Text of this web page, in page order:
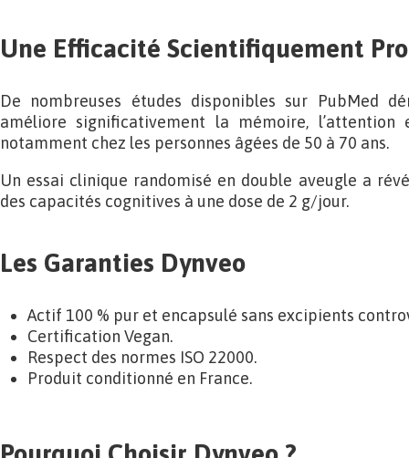
Une Efficacité Scientifiquement
De nombreuses études disponibles sur PubMed
améliore significativement la mémoire, l’attention
notamment chez les personnes âgées de 50 à 70 ans.
Un essai clinique randomisé en double aveugle a
des capacités cognitives à une dose de 2 g/jour.
Les Garanties Dynveo
Actif 100 % pur et encapsulé sans excipients
Certification Vegan.
Respect des normes ISO 22000.
Produit conditionné en France.